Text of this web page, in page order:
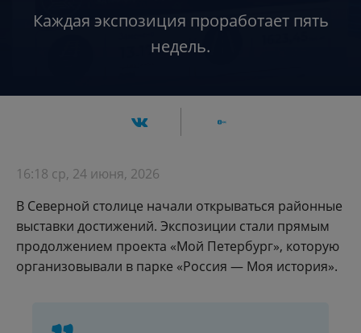
Каждая экспозиция проработает пять
недель.
16:18 ср, 24 июня, 2026
В Северной столице начали открываться районные
выставки достижений. Экспозиции стали прямым
продолжением проекта «Мой Петербург», которую
организовывали в парке «Россия — Моя история».